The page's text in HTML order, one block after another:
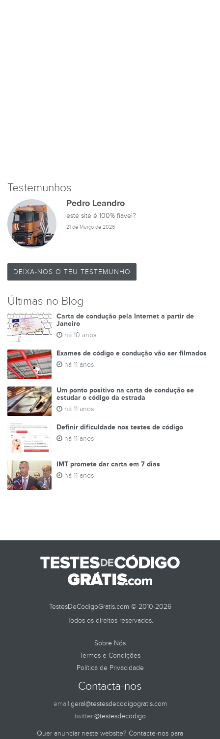
Testemunhos
Pedro Leandro
este site é 100% fiavel?
21 de Março de 2026
DEIXA-NOS O TEU TESTEMUNHO
Últimas no Blog
Carta de condução pela Internet a partir de
Janeiro
há 10 anos
Exames de código e condução vão ser filmados
há 11 anos
Um ponto positivo na carta de condução se
estudar o código da estrada
há 11 anos
Definir dificuldade nos testes de código
há 11 anos
IMT promete dar carta em 7 dias
há 11 anos
TestesDeCodigoGratis.com © 2010-2026
Todos os direitos reservados.
Sobre Nós
Termos e Condições
Política de Privacidade
Contacta-nos
email:geral@testesdecodigogratis.com
twitter:@testesdecodigo
Quer anunciar neste website? Contacte-nos para